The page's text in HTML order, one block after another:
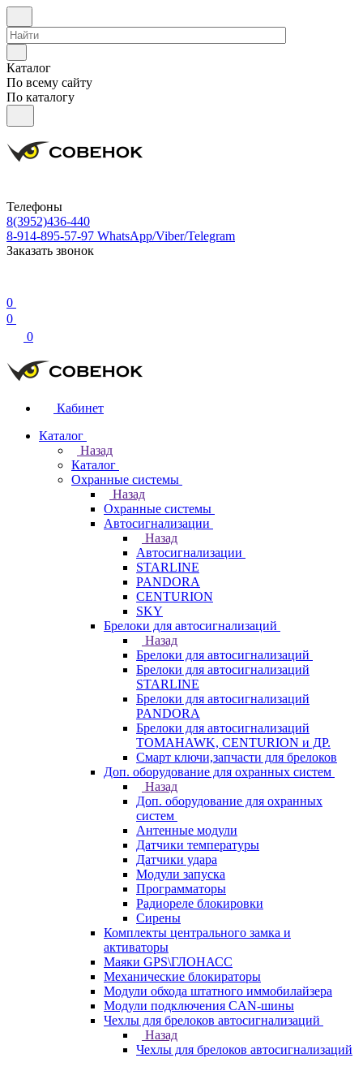
Каталог
По всему сайту
По каталогу
Телефоны
8(3952)436-440
8-914-895-57-97 WhatsApp/Viber/Telegram
Заказать звонок
0
0
0
Кабинет
Каталог
Назад
Каталог
Охранные системы
Назад
Охранные системы
Автосигнализации
Назад
Автосигнализации
STARLINE
PANDORA
CENTURION
SKY
Брелоки для автосигнализаций
Назад
Брелоки для автосигнализаций
Брелоки для автосигнализаций
STARLINE
Брелоки для автосигнализаций
PANDORA
Брелоки для автосигнализаций
TOMAHAWK, CENTURION и ДР.
Смарт ключи,запчасти для брелоков
Доп. оборудование для охранных систем
Назад
Доп. оборудование для охранных
систем
Антенные модули
Датчики температуры
Датчики удара
Модули запуска
Программаторы
Радиореле блокировки
Сирены
Комплекты центрального замка и
активаторы
Маяки GPS\ГЛОНАСС
Механические блокираторы
Модули обхода штатного иммобилайзера
Модули подключения CAN-шины
Чехлы для брелоков автосигнализаций
Назад
Чехлы для брелоков автосигнализаций